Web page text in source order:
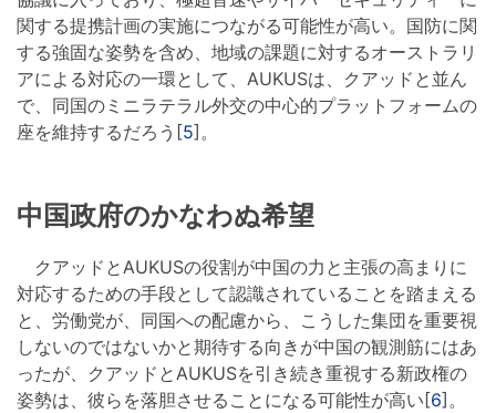
関する提携計画の実施につながる可能性が高い。国防に関
する強固な姿勢を含め、地域の課題に対するオーストラリ
アによる対応の一環として、AUKUSは、クアッドと並ん
で、同国のミニラテラル外交の中心的プラットフォームの
座を維持するだろう[5]。
中国政府のかなわぬ希望
クアッドとAUKUSの役割が中国の力と主張の高まりに
対応するための手段として認識されていることを踏まえる
と、労働党が、同国への配慮から、こうした集団を重要視
しないのではないかと期待する向きが中国の観測筋にはあ
ったが、クアッドとAUKUSを引き続き重視する新政権の
姿勢は、彼らを落胆させることになる可能性が高い[6]。